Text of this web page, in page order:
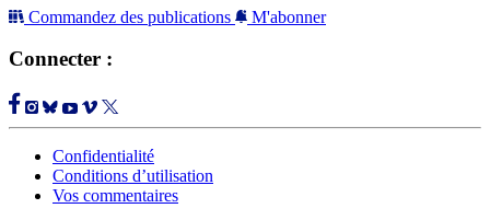
Commandez des publications
M'abonner
Connecter :
Confidentialité
Conditions d’utilisation
Vos commentaires